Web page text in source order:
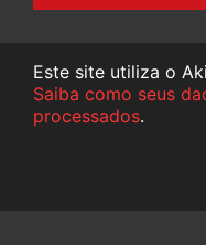
Este site utiliza o
Saiba como seus
processados.